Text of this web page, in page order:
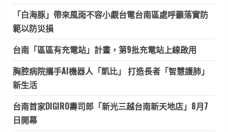
「白海豚」帶來風雨不容小覷台電台南區處呼籲落實防
範以防災損
台南「區區有充電站」計畫，第9批充電站上線啟用
胸腔病院攜手AI機器人「凱比」 打造長者「智慧護肺」
新生活
台南首家DIGIRO壽司郎「新光三越台南新天地店」8月7
日開幕